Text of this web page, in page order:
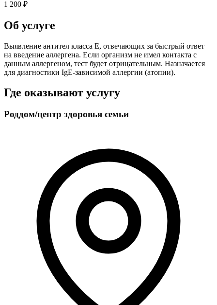
1 200 ₽
Об услуге
Выявление антител класса Е, отвечающих за быстрый ответ
на введение аллергена. Если организм не имел контакта с
данным аллергеном, тест будет отрицательным. Назначается
для диагностики IgE-зависимой аллергии (атопии).
Где оказывают услугу
Роддом/центр здоровья семьи